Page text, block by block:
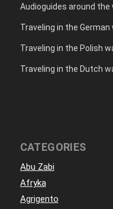
Audioguides around the
Traveling in the German
Traveling in the Polish
Traveling in the Dutch
CATEGORIES
Abu Zabi
Afryka
Agrigento